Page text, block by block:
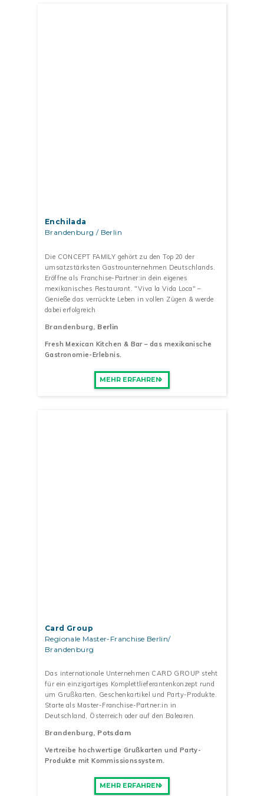
Enchilada
Brandenburg / Berlin
Die CONCEPT FAMILY gehört zu den Top 20 der
umsatzstärksten Gastrounternehmen Deutschlands.
Eröffne als Franchise-Partner:in dein eigenes
mexikanisches Restaurant. "Viva la Vida Loca" –
Genieße das verrückte Leben in vollen Zügen & werde
dabei erfolgreich
Brandenburg , Berlin
Fresh Mexican Kitchen & Bar – das mexikanische
Gastronomie-Erlebnis.
MEHR ERFAHREN
Card Group
Regionale Master-Franchise Berlin/
Brandenburg
Das internationale Unternehmen CARD GROUP steht
für ein einzigartiges Komplettlieferantenkonzept rund
um Grußkarten, Geschenkartikel und Party-Produkte.
Starte als Master-Franchise-Partner:in in
Deutschland, Österreich oder auf den Balearen.
Brandenburg, Potsdam
Vertreibe hochwertige Grußkarten und Party-
Produkte mit Kommissionssystem.
MEHR ERFAHREN